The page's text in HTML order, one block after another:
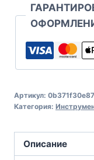
Артикул:
Категория:
Описание